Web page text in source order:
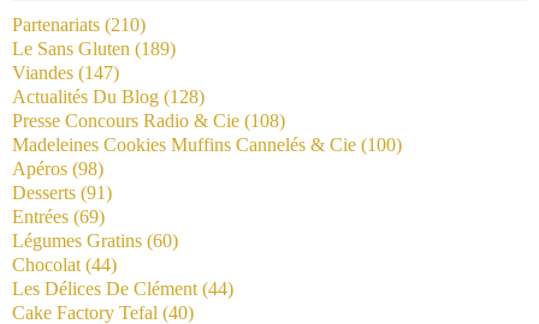
Partenariats (210)
Le Sans Gluten (189)
Viandes (147)
Actualités Du Blog (128)
Presse Concours Radio & Cie (108)
Madeleines Cookies Muffins Cannelés & Cie (100)
Apéros (98)
Desserts (91)
Entrées (69)
Légumes Gratins (60)
Chocolat (44)
Les Délices De Clément (44)
Cake Factory Tefal (40)